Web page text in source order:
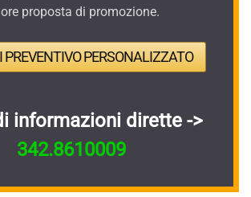
proposta di promozione.
PREVENTIVO PERSONALIZZATO
informazioni dirette ->
342.8610009